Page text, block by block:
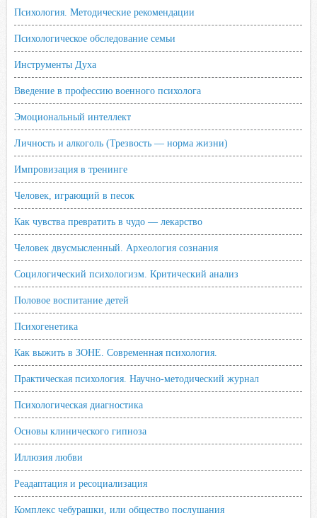
Психология. Методические рекомендации
Психологическое обследование семьи
Инструменты Духа
Введение в профессию военного психолога
Эмоциональный интеллект
Личность и алкоголь (Трезвость — норма жизни)
Импровизация в тренинге
Человек, играющий в песок
Как чувства превратить в чудо — лекарство
Человек двусмысленный. Археология сознания
Социлогический психологизм. Критический анализ
Половое воспитание детей
Психогенетика
Как выжить в ЗОНЕ. Современная психология.
Практическая психология. Научно-методический журнал
Психологическая диагностика
Основы клинического гипноза
Иллюзия любви
Реадаптация и ресоциализация
Комплекс чебурашки, или общество послушания